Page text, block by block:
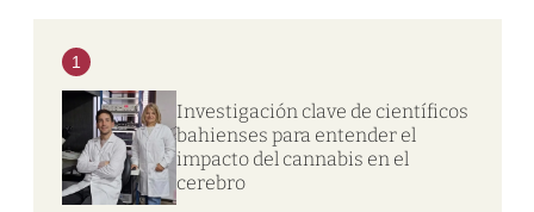
1
Investigación clave de científicos
bahienses para entender el
impacto del cannabis en el
cerebro